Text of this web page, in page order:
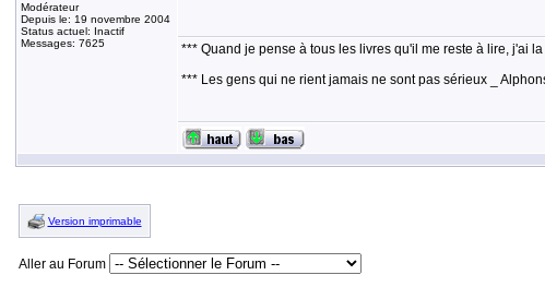
Modérateur
Depuis le: 19 novembre 2004
Status actuel: Inactif
Messages: 7625
*** Quand je pense à tous les livres qu'il me reste à lire, j'ai
*** Les gens qui ne rient jamais ne sont pas sérieux _
Version imprimable
Aller au Forum